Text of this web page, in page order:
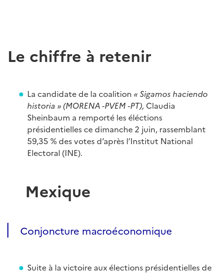
Le chiffre à retenir
La candidate de la coalition «Sigamos haciendo
historia »(MORENA -PVEM -PT), Claudia
Sheinbaum a remporté les éléctions
présidentielles ce dimanche 2 juin, rassemblant
59,35 % des votes d’après l’Institut National
Electoral (INE).
Mexique
Conjoncture macroéconomique
Suite à la victoire aux élections présidentielles de